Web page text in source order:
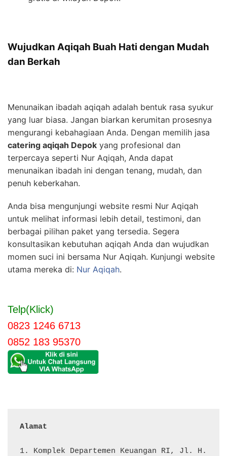
Wujudkan Aqiqah Buah Hati dengan Mudah
dan Berkah
Menunaikan ibadah aqiqah adalah bentuk rasa syukur
yang luar biasa. Jangan biarkan kerumitan prosesnya
mengurangi kebahagiaan Anda. Dengan memilih jasa
catering aqiqah Depok yang profesional dan
terpercaya seperti Nur Aqiqah, Anda dapat
menunaikan ibadah ini dengan tenang, mudah, dan
penuh keberkahan.
Anda bisa mengunjungi website resmi Nur Aqiqah
untuk melihat informasi lebih detail, testimoni, dan
berbagai pilihan paket yang tersedia. Segera
konsultasikan kebutuhan aqiqah Anda dan wujudkan
momen suci ini bersama Nur Aqiqah. Kunjungi website
utama mereka di: Nur Aqiqah.
Telp(Klick)
0823 1246 6713
0852 183 95370
Alamat
1. Komplek Departemen Keuangan RI, Jl. H.